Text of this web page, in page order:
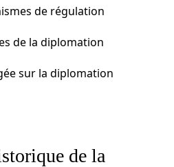
de régulation
de la diplomation
sur la diplomation
de la